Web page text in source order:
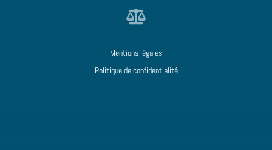

Mentions légales
Politique de confidentialité